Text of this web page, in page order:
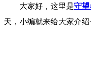
大家好，这里是守
天，小编就来给大家介